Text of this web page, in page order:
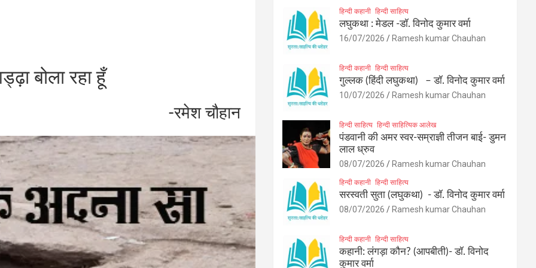
बोला रहा हूँ
-रमेश चौहान
हिन्दी कहानी हिन्दी साहित्य
लघुकथा : मेडल -डॉ. विनोद कुमार वर्मा
16/07/2026 Ramesh kumar Chauhan
हिन्दी कहानी हिन्दी साहित्य
गुल्लक (हिंदी लघुकथा) – डॉ. विनोद कुमार वर्मा
10/07/2026 Ramesh kumar Chauhan
हिन्दी साहित्य हिन्दी साहित्यिक आलेख
पंडवानी की अमर स्वर-सम्राज्ञी तीजन बाई- डुमन
लाल ध्रुव
08/07/2026 Ramesh kumar Chauhan
हिन्दी कहानी हिन्दी साहित्य
सरस्वती सुता (लघुकथा) ​- डॉ. विनोद कुमार वर्मा
08/07/2026 Ramesh kumar Chauhan
हिन्दी कहानी हिन्दी साहित्य
कहानी: लंगड़ा कौन? (आपबीती)​- डॉ. विनोद
कुमार वर्मा